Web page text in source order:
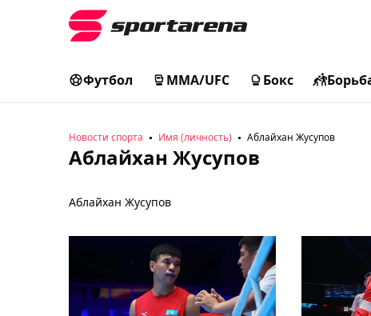
Футбол MMA/UFC Бокс
Новости спорта Имя (личность) Аблайхан Жусупов
Аблайхан Жусупов
Аблайхан Жусупов